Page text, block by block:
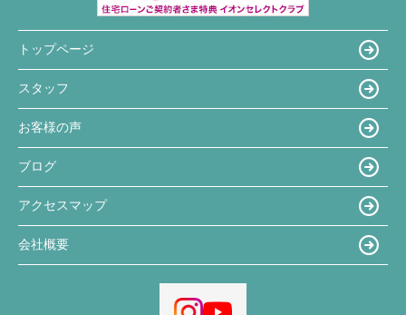
トップページ
スタッフ
お客様の声
ブログ
アクセスマップ
会社概要